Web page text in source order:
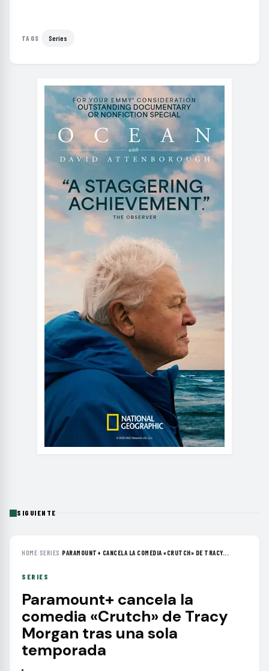
TAGS Series
SIGUIENTE
HOME› SERIES ›PARAMOUNT+ CANCELA LA COMEDIA «CRUTCH» DE TRACY...
SERIES
Paramount+ cancela la
comedia «Crutch» de Tracy
Morgan tras una sola
temporada